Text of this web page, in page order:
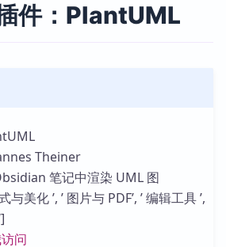
件：PlantUML
Theiner
笔记中渲染 UML 图
美化 ’, ’ 图片与 PDF’, ’ 编辑工具 ’,
问